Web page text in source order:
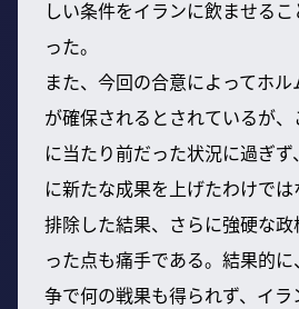
しい条件をイランに飲ませる
った。
また、今回の合意によってホ
が確保されるとされているが
に当たり前だった状況に過ぎ
に新たな成果を上げたわけで
排除した結果、さらに強硬な
った点も痛手である。結果的
争で何の戦果も得られず、イ